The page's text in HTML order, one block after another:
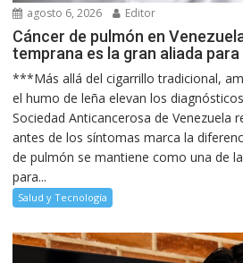
agosto 6, 2026 Editor
Cáncer de pulmón en
temprana es la gran aliada
***Más allá del cigarrillo tradicional,
el humo de leña elevan los
Sociedad Anticancerosa de Venezuela
antes de los síntomas marca la
de pulmón se mantiene como una de
para...
Salud y Tecnología